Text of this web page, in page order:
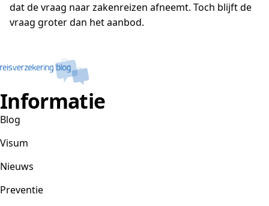
dat de vraag naar zakenreizen afneemt. Toch blijft de
vraag groter dan het aanbod.
Informatie
Blog
Visum
Nieuws
Preventie